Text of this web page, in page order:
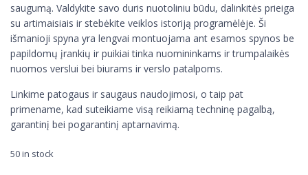
saugumą. Valdykite savo duris nuotoliniu būdu, dalinkitės prieiga
su artimaisiais ir stebėkite veiklos istoriją programėlėje. Ši
išmanioji spyna yra lengvai montuojama ant esamos spynos be
papildomų įrankių ir puikiai tinka nuomininkams ir trumpalaikės
nuomos verslui bei biurams ir verslo patalpoms.
Linkime patogaus ir saugaus naudojimosi, o taip pat
primename, kad suteikiame visą reikiamą techninę pagalbą,
garantinį bei pogarantinį aptarnavimą.
50 in stock